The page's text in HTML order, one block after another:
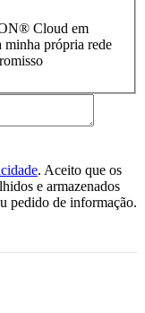
Cloud em
própria rede
. Aceito que os
e armazenados
pedido de informação.